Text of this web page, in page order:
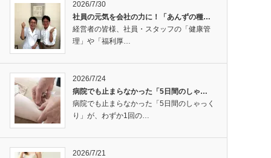
2026/7/30
社員の元気を会社の力に！「あんずの種…
経営者の皆様、社員・スタッフの「健康管
理」や「福利厚…
2026/7/24
病院でも止まらなかった「5日間のしゃ…
病院でも止まらなかった「5日間のしゃっく
り」が、わずか1回の…
2026/7/21